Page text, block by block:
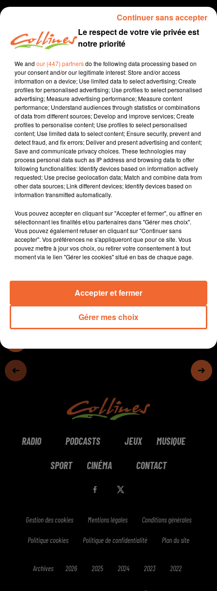
Infos
27 janvier 2025 - 15 min 15 sec
JOURNAL DU LUNDI 27 JANVIER ( MIDI )
Patrice Bémanangy
L'info près de chez vous
Première inspection de la compagnie de Bressuire la
semaine dernière pour le patron des gendarmes deux-
sévriens ... l'occasion pour les militaires locaux de
rappeler leur manque de moyens.
Le COFEM samedi dernier à Bocapole Bressuire. Cette
17ème édition a été choisie pour officiellement lancer "
La Boussole des Jeunes ( photo ).
Les voeux du maire de Nueil-les-Aubiers en fin de
semaine dernière ... cérémonie dans un contexe
compliqué tant au niveau national qu'international
pour Serge Bouju.
Retour sur le week-end sportif avec les résultats à
RADIO PODCASTS JEUX MUSIQUE
SPORT CINÉMA CONTACT
Gestion des cookies Mentions légales Conditions générales
Politique cookies Politique de confidentialité Plan du site
Archives 2026 2025 2024 2023 2022
Le respect de votre vie privée est
notre priorité
We and our (447) partnersdo the following data processing based on
your consent and/or our legitimate interest: Store and/or access
information on a device; Use limited data to select advertising; Create
profiles for personalised advertising; Use profiles to select personalised
advertising; Measure advertising performance; Measure content
performance; Understand audiences through statistics or combinations
of data from different sources; Develop and improve services; Create
profiles to personalise content; Use profiles to select personalised
content; Use limited data to select content; Ensure security, prevent and
detect fraud, and fix errors; Deliver and present advertising and content;
Save and communicate privacy choices. These technologies may
process personal data such as IP address and browsing data to offer
following functionalities: Identify devices based on information actively
requested; Use precise geolocation data; Match and combine data from
other data sources; Link different devices; Identify devices based on
information transmitted automatically.
Vous pouvez accepter en cliquant sur "Accepter et fermer", ou affiner en
sélectionnant les finalités et/ou partenaires dans "Gérer mes choix".
Vous pouvez également refuser en cliquant sur "Continuer sans
accepter". Vos préférences ne s'appliqueront que pour ce site. Vous
pouvez mettre à jour vos choix, ou retirer votre consentement à tout
moment via le lien "Gérer les cookies" situé en bas de chaque page.
Gérer mes choix
Accepter et fermer
Continuer sans accepter